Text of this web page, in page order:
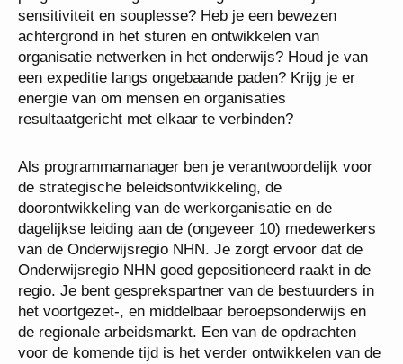
sensitiviteit en souplesse? Heb je een bewezen
achtergrond in het sturen en ontwikkelen van
organisatie netwerken in het onderwijs? Houd je van
een expeditie langs ongebaande paden? Krijg je er
energie van om mensen en organisaties
resultaatgericht met elkaar te verbinden?
Als programmamanager ben je verantwoordelijk
voor de strategische beleidsontwikkeling, de
doorontwikkeling van de werkorganisatie en de
dagelijkse leiding aan de (ongeveer 10)
medewerkers van de Onderwijsregio NHN. Je zorgt
ervoor dat de Onderwijsregio NHN goed
gepositioneerd raakt in de regio. Je bent
gesprekspartner van de bestuurders in het
voortgezet-, en middelbaar beroepsonderwijs en de
regionale arbeidsmarkt. Een van de opdrachten voor